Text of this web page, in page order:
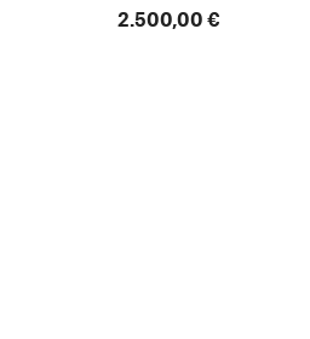
2.500,00 €